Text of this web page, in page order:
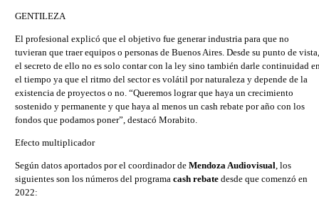
GENTILEZA
El profesional explicó que el objetivo fue generar industria para que no
tuvieran que traer equipos o personas de Buenos Aires. Desde su punto de vista,
el secreto de ello no es solo contar con la ley sino también darle continuidad
el tiempo ya que el ritmo del sector es volátil por naturaleza y depende de la
existencia de proyectos o no. “Queremos lograr que haya un crecimiento
sostenido y permanente y que haya al menos un cash rebate por año con los
fondos que podamos poner”, destacó Morabito.
Efecto multiplicador
Según datos aportados por el coordinador de Mendoza Audiovisual, los
siguientes son los números del programa cash rebate desde que comenzó en
2022: